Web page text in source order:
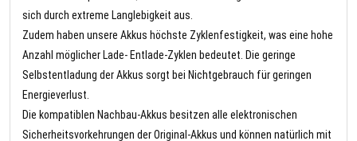
sich durch extreme Langlebigkeit aus.
Zudem haben unsere Akkus höchste Zyklenfestigkeit, was eine hohe
Anzahl möglicher Lade- Entlade-Zyklen bedeutet. Die geringe
Selbstentladung der Akkus sorgt bei Nichtgebrauch für geringen
Energieverlust.
Die kompatiblen Nachbau-Akkus besitzen alle elektronischen
Sicherheitsvorkehrungen der Original-Akkus und können natürlich mit